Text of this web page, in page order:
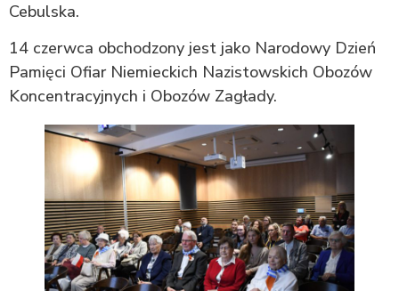
Cebulska.
14 czerwca obchodzony jest jako Narodowy Dzień
Pamięci Ofiar Niemieckich Nazistowskich Obozów
Koncentracyjnych i Obozów Zagłady.